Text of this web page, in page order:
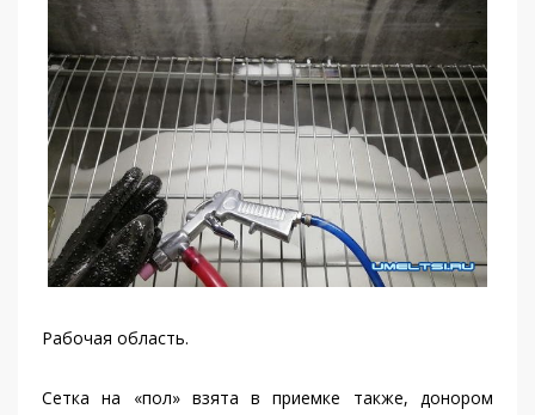
Рабочая область.
Сетка на «пол» взята в приемке также, донором